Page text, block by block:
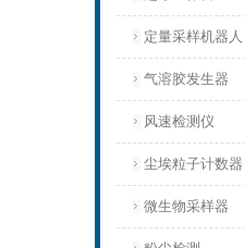
定量采样机器人
气溶胶发生器
风速检测仪
尘埃粒子计数器
微生物采样器